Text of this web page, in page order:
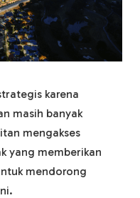
karena
masih banyak
mengakses
yang memberikan
mendorong